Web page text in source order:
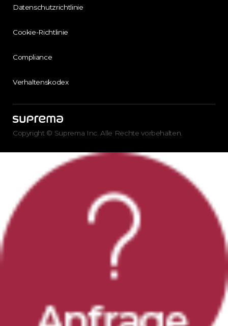
Datenschutzrichtlinie
Cookie-Richtlinie
Compliance
Verhaltenskodex
Copyright © Suprema Inc. Alle Rechte vorbehalten.